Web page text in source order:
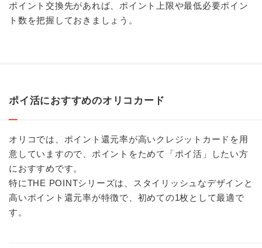
ポイント交換先があれば、ポイント上限や最低必要ポイン
ト数を把握しておきましょう。
ポイ活におすすめのオリコカード
オリコでは、ポイント還元率が高いクレジットカードを用
意していますので、ポイントをためて「ポイ活」したい方
におすすめです。
特にTHE POINTシリーズは、スタイリッシュなデザインと
高いポイント還元率が特徴で、初めての1枚として最適で
す。